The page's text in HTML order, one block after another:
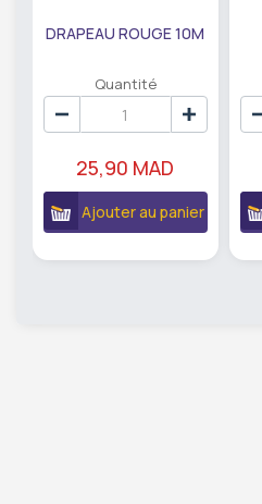
DRAPEAU ROUGE 10M
Quantité
25,90 MAD
Ajouter au panier